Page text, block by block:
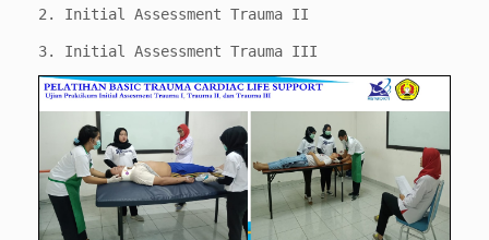
2. Initial Assessment Trauma II
3. Initial Assessment Trauma III